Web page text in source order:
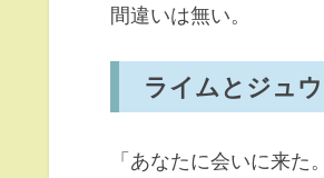
間違いは無い。
ライムとジュ
「あなたに会いに来